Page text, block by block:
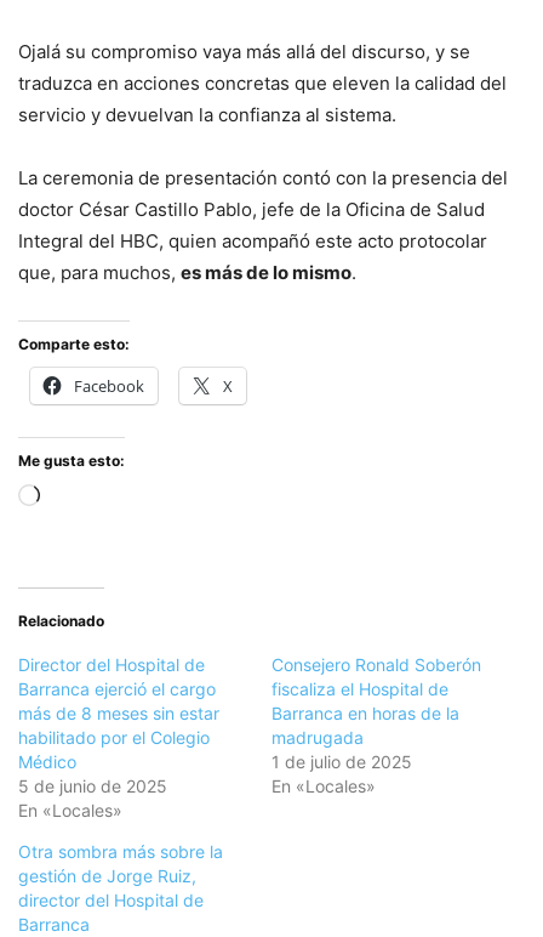
Ojalá su compromiso vaya más allá del discurso, y se
traduzca en acciones concretas que eleven la calidad del
servicio y devuelvan la confianza al sistema.
La ceremonia de presentación contó con la presencia del
doctor César Castillo Pablo, jefe de la Oficina de Salud
Integral del HBC, quien acompañó este acto protocolar
que, para muchos, es más de lo mismo.
Comparte esto:
Facebook X
Me gusta esto:
Cargando...
Relacionado
Director del Hospital de
Barranca ejerció el cargo
más de 8 meses sin estar
habilitado por el Colegio
Médico
5 de junio de 2025
En «Locales»
Consejero Ronald Soberón
fiscaliza el Hospital de
Barranca en horas de la
madrugada
1 de julio de 2025
En «Locales»
Otra sombra más sobre la
gestión de Jorge Ruiz,
director del Hospital de
Barranca